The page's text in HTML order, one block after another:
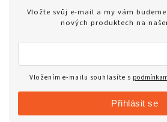
Vložte svůj e-mail a my vám
nových produktech na
Vložením e-mailu souhlasíte s
Přihlásit se